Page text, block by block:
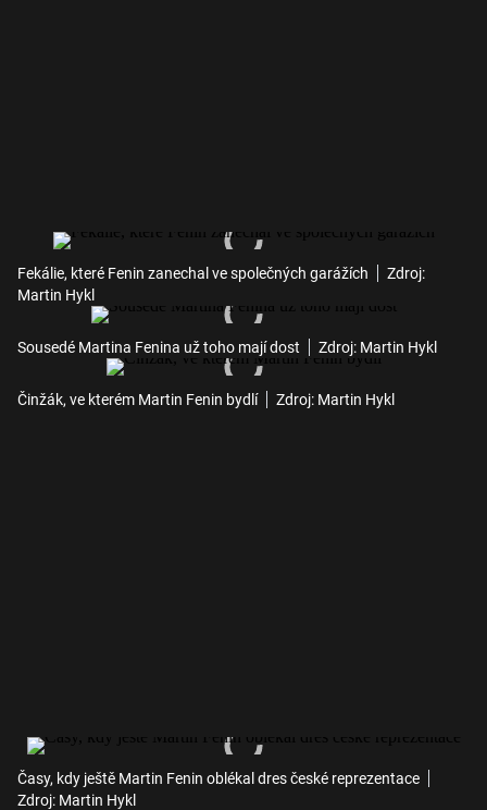
Fekálie, které Fenin zanechal ve společných garážích
Zdroj:
Martin Hykl
Sousedé Martina Fenina už toho mají dost Zdroj: Martin Hykl
Činžák, ve kterém Martin Fenin bydlí Zdroj: Martin Hykl
Časy, kdy ještě Martin Fenin oblékal dres české reprezentace
Zdroj: Martin Hykl